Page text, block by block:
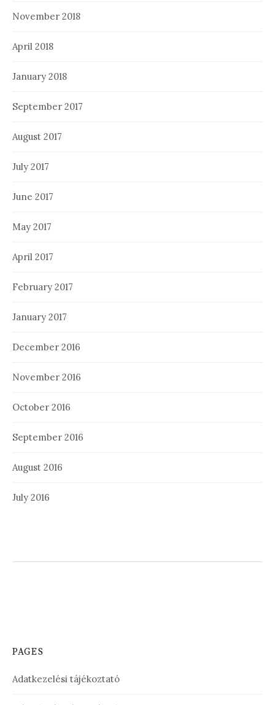
November 2018
April 2018
January 2018
September 2017
August 2017
July 2017
June 2017
May 2017
April 2017
February 2017
January 2017
December 2016
November 2016
October 2016
September 2016
August 2016
July 2016
PAGES
Adatkezelési tájékoztató